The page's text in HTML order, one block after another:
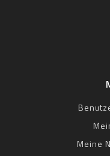
Meine